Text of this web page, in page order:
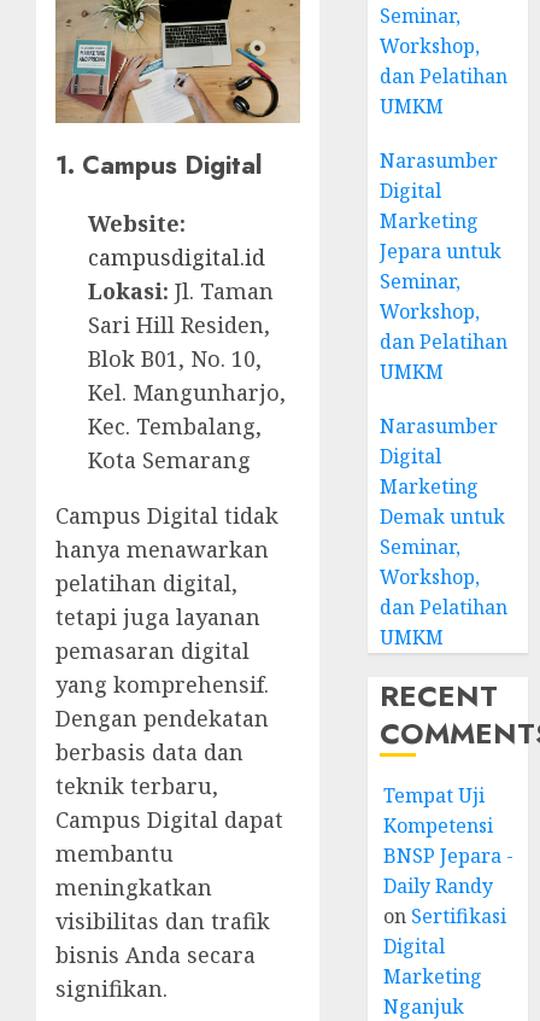
1. Campus Digital
Website:
campusdigital.id
Lokasi: Jl. Taman
Sari Hill Residen,
Blok B01, No. 10,
Kel. Mangunharjo,
Kec. Tembalang,
Kota Semarang
Campus Digital tidak
hanya menawarkan
pelatihan digital,
tetapi juga layanan
pemasaran digital
yang komprehensif.
Dengan pendekatan
berbasis data dan
teknik terbaru,
Campus Digital dapat
membantu
meningkatkan
visibilitas dan trafik
bisnis Anda secara
signifikan.
Seminar,
Workshop,
dan Pelatihan
UMKM
Narasumber
Digital
Marketing
Jepara untuk
Seminar,
Workshop,
dan Pelatihan
UMKM
Narasumber
Digital
Marketing
Demak untuk
Seminar,
Workshop,
dan Pelatihan
UMKM
RECENT
Tempat Uji
Kompetensi
BNSP Jepara -
Daily Randy
on Sertifikasi
Digital
Marketing
Nganjuk